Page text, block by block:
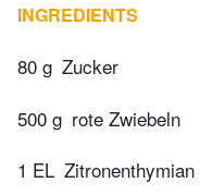
INGREDIENTS
80 g Zucker
500 g rote Zwiebeln
1 EL Zitronenthymian